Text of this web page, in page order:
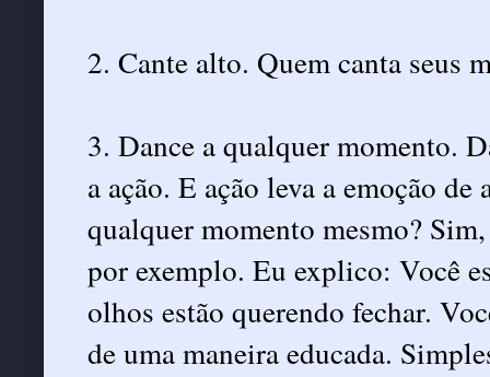
2. Cante alto. Quem canta seus
3. Dance a qualquer momento.
a ação. E ação leva a emoção
qualquer momento mesmo?
por exemplo. Eu explico: Você
olhos estão querendo fechar.
de uma maneira educada.